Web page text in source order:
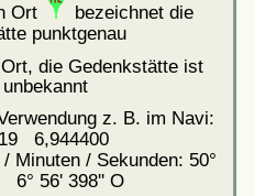
Ort
bezeichnet die
punktgenau
die Gedenkstätte ist
z. B. im Navi:
6,944400
Minuten / Sekunden: 50°
6° 56' 398'' O